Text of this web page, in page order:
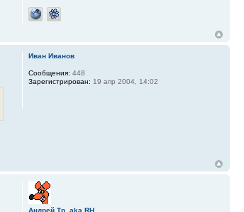
Иван Иванов
Сообщения: 448
Зарегистрирован: 19 апр 2004, 14:02
Андрей Тр. aka RH